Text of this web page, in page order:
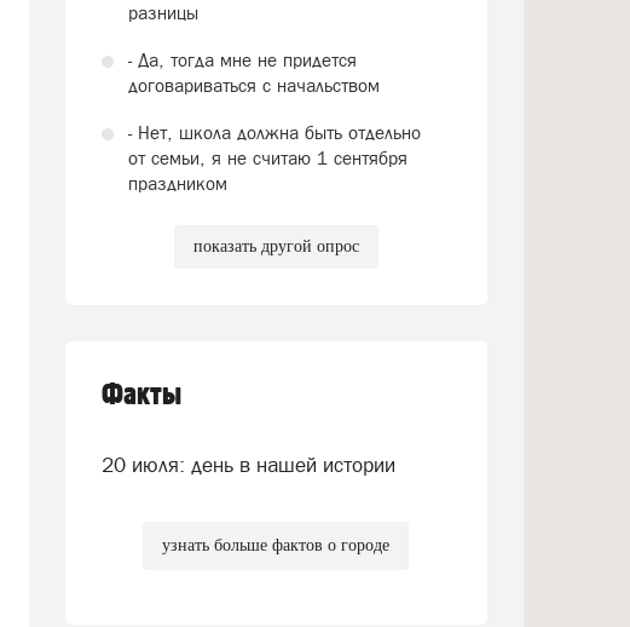
разницы
- Да, тогда мне не придется
договариваться с начальством
- Нет, школа должна быть отдельно
от семьи, я не считаю 1 сентября
праздником
показать другой опрос
Факты
20 июля: день в нашей истории
узнать больше фактов о городе